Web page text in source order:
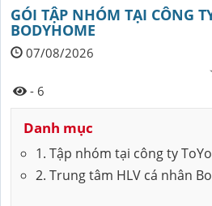
GÓI TẬP NHÓM TẠI CÔNG
BODYHOME
07/08/2026
- 6
Danh mục
1. Tập nhóm tại công ty ToYo
2. Trung tâm HLV cá nhân